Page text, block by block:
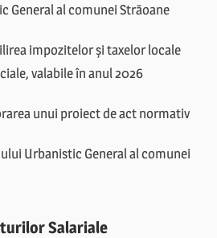
General al comunei Străoane
impozitelor și taxelor locale
valabile în anul 2026
unui proiect de act normativ
Urbanistic General al comunei
Salariale